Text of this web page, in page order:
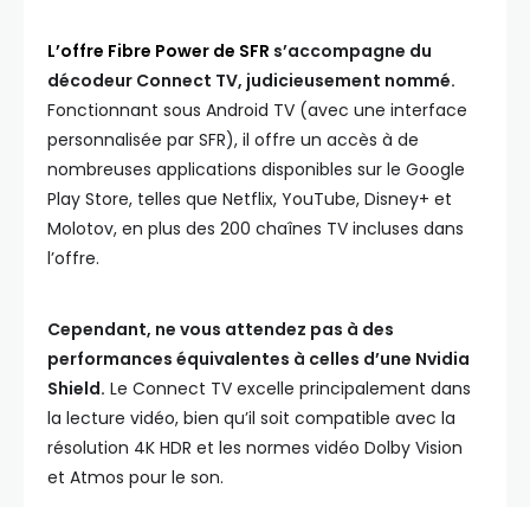
L’offre Fibre Power de SFR s’accompagne du
décodeur Connect TV, judicieusement nommé.
Fonctionnant sous Android TV (avec une interface
personnalisée par SFR), il offre un accès à de
nombreuses applications disponibles sur le Google
Play Store, telles que Netflix, YouTube, Disney+ et
Molotov, en plus des 200 chaînes TV incluses dans
l’offre.
Cependant, ne vous attendez pas à des
performances équivalentes à celles d’une Nvidia
Shield. Le Connect TV excelle principalement dans
la lecture vidéo, bien qu’il soit compatible avec la
résolution 4K HDR et les normes vidéo Dolby Vision
et Atmos pour le son.